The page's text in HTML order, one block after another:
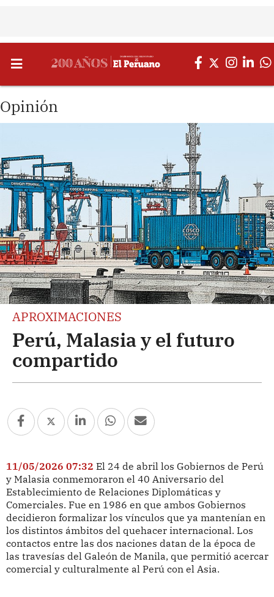
Opinión
APROXIMACIONES
Perú, Malasia y el futuro
compartido
11/05/2026 07:32 El 24 de abril los Gobiernos de Perú
y Malasia conmemoraron el 40 Aniversario del
Establecimiento de Relaciones Diplomáticas y
Comerciales. Fue en 1986 en que ambos Gobiernos
decidieron formalizar los vínculos que ya mantenían en
los distintos ámbitos del quehacer internacional. Los
contactos entre las dos naciones datan de la época de
las travesías del Galeón de Manila, que permitió acercar
comercial y culturalmente al Perú con el Asia.